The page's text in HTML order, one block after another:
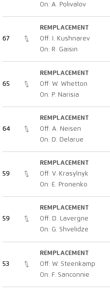
On: A. Polivalov
67
REMPLACEMENT
Off: I. Kushnarev
On: R. Gaisin
65
REMPLACEMENT
Off: W. Whetton
On: P. Narisia
64
REMPLACEMENT
Off: A. Neisen
On: D. Delarue
59
REMPLACEMENT
Off: V. Krasylnyk
On: E. Pronenko
59
REMPLACEMENT
Off: D. Lavergne
On: G. Shvelidze
53
REMPLACEMENT
Off: W. Steenkamp
On: F. Sanconnie